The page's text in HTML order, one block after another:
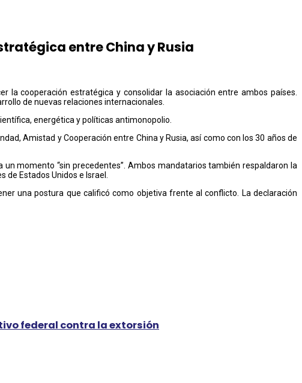
entre China y Rusia
la cooperación estratégica y consolidar la asociación entre ambos países.
de nuevas relaciones internacionales.
energética y políticas antimonopolio.
Amistad y Cooperación entre China y Rusia, así como con los 30 años de
momento “sin precedentes”. Ambos mandatarios también respaldaron la
Estados Unidos e Israel.
una postura que calificó como objetiva frente al conflicto. La declaración
federal contra la extorsión